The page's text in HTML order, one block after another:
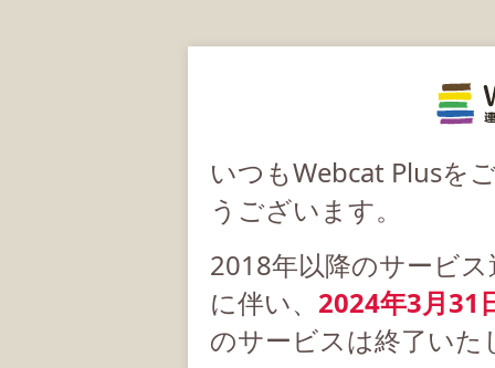
いつもWebcat Plusを
うございます。
2018年以降のサービ
に伴い、 2024年3月31
のサービスは終了いた